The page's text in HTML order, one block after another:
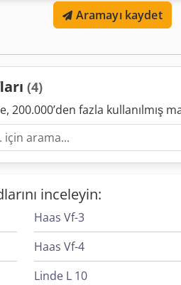
ebilmek bulmak Palet raflar, raflar
Aramayı kaydet
(4)
200.000’den fazla kullanılmış
inceleyin:
Haas Vf-3
Haas Vf-4
Linde L 10